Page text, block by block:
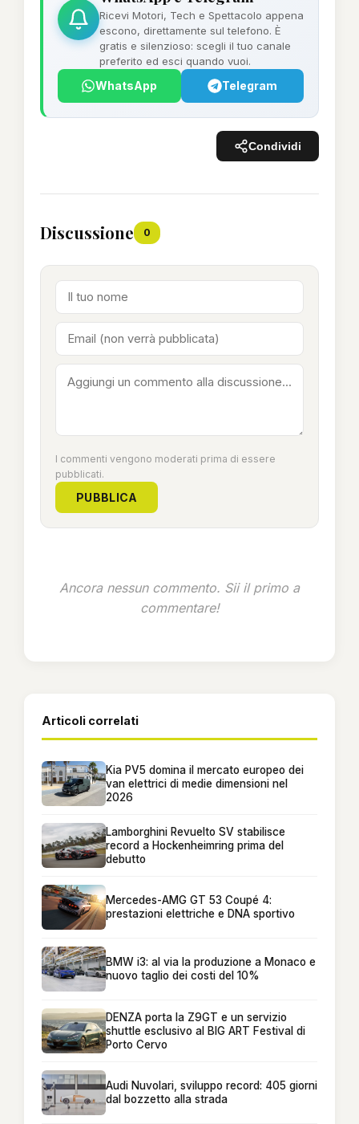
Ricevi Motori, Tech e Spettacolo appena
escono, direttamente sul telefono. È
gratis e silenzioso: scegli il tuo canale
preferito ed esci quando vuoi.
WhatsApp Telegram
Condividi
Discussione 0
I commenti vengono moderati prima di essere
pubblicati.
PUBBLICA
Ancora nessun commento. Sii il primo a
commentare!
Articoli correlati
Kia PV5 domina il mercato europeo dei
van elettrici di medie dimensioni nel
2026
Lamborghini Revuelto SV stabilisce
record a Hockenheimring prima del
debutto
Mercedes-AMG GT 53 Coupé 4:
prestazioni elettriche e DNA sportivo
BMW i3: al via la produzione a Monaco e
nuovo taglio dei costi del 10%
DENZA porta la Z9GT e un servizio
shuttle esclusivo al BIG ART Festival di
Porto Cervo
Audi Nuvolari, sviluppo record: 405 giorni
dal bozzetto alla strada